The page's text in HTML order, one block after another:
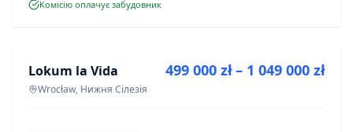
Комісію оплачує забудовник
ІНВЕСТИЦІЯ
Lokum la Vida
Wrocław, Нижня Сілезія
499 000 zł – 1 049 000 zł